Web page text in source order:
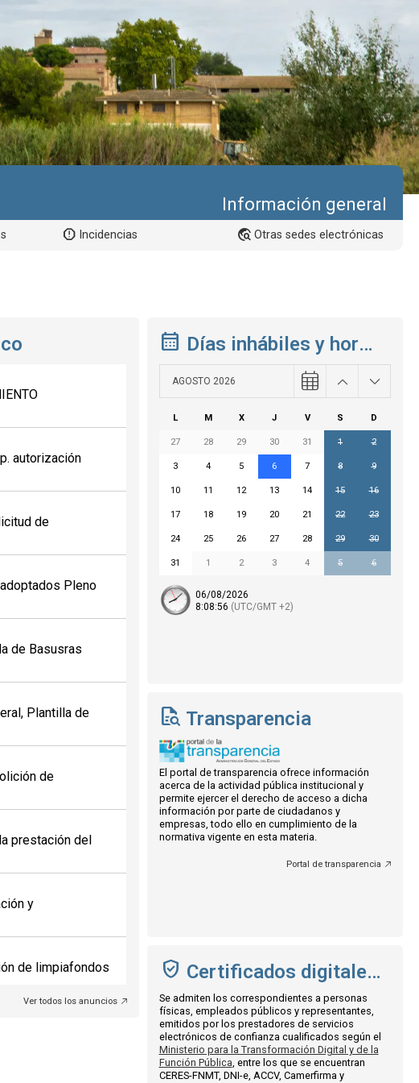
Información general
Incidencias Otras sedes electrónicas
autorización
de
Pleno
de Basusras
Plantilla de
de
prestación del
y
de limpiafondos
Ver todos los anuncios
Días inhábiles y hora de la sede
AGOSTO 2026
L M X J V S D
27 28 29 30 31 1 2
3 4 5 6 7 8 9
10 11 12 13 14 15 16
17 18 19 20 21 22 23
24 25 26 27 28 29 30
31 1 2 3 4 5 6
06/08/2026
8:08:56 (UTC/GMT +2)
Transparencia
El portal de transparencia ofrece información
acerca de la actividad pública institucional y
permite ejercer el derecho de acceso a dicha
información por parte de ciudadanos y
empresas, todo ello en cumplimiento de la
normativa vigente en esta materia.
Portal de transparencia
Certificados digitales admitidos
Se admiten los correspondientes a personas
físicas, empleados públicos y representantes,
emitidos por los prestadores de servicios
electrónicos de confianza cualificados según el
Ministerio para la Transformación Digital y de la
Función Pública , entre los que se encuentran
CERES-FNMT, DNI-e, ACCV, Camerfirma y